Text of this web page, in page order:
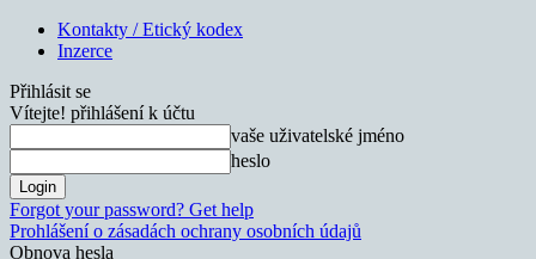
Kontakty / Etický kodex
Inzerce
Přihlásit se
Vítejte! přihlášení k účtu
vaše uživatelské jméno
heslo
Forgot your password? Get help
Prohlášení o zásadách ochrany osobních údajů
Obnova hesla